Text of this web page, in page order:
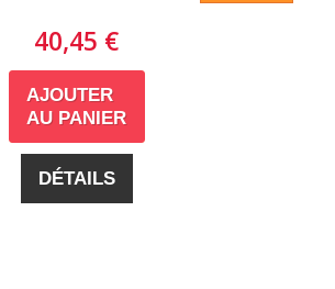
40,45 €
AJOUTER
AU PANIER
DÉTAILS